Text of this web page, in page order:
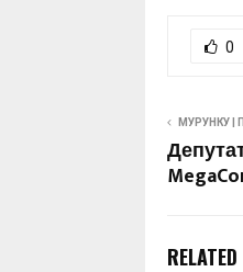
0
МУРУНКУ